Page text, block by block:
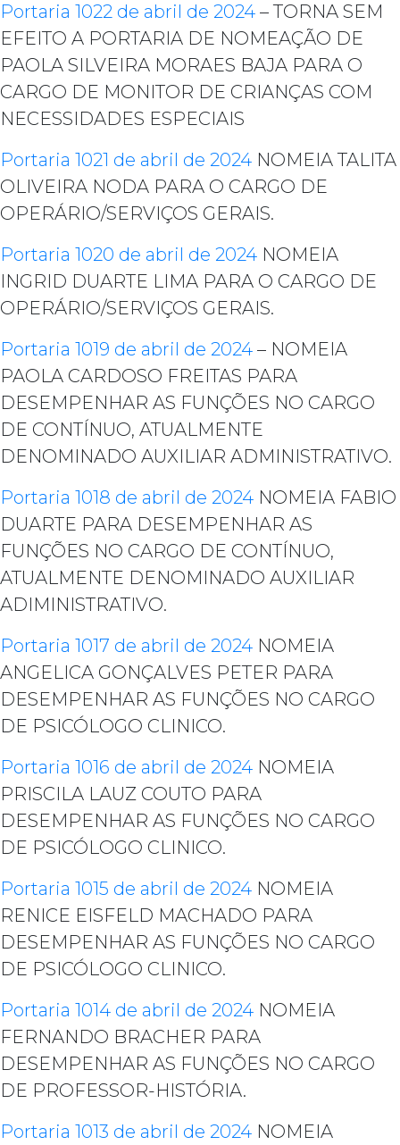
Portaria 1022 de abril de 2024 – TORNA SEM
EFEITO A PORTARIA DE NOMEAÇÃO DE
PAOLA SILVEIRA MORAES BAJA PARA O
CARGO DE MONITOR DE CRIANÇAS COM
NECESSIDADES ESPECIAIS
Portaria 1021 de abril de 2024 NOMEIA TALITA
OLIVEIRA NODA PARA O CARGO DE
OPERÁRIO/SERVIÇOS GERAIS.
Portaria 1020 de abril de 2024 NOMEIA
INGRID DUARTE LIMA PARA O CARGO DE
OPERÁRIO/SERVIÇOS GERAIS.
Portaria 1019 de abril de 2024 – NOMEIA
PAOLA CARDOSO FREITAS PARA
DESEMPENHAR AS FUNÇÕES NO CARGO
DE CONTÍNUO, ATUALMENTE
DENOMINADO AUXILIAR ADMINISTRATIVO.
Portaria 1018 de abril de 2024 NOMEIA FABIO
DUARTE PARA DESEMPENHAR AS
FUNÇÕES NO CARGO DE CONTÍNUO,
ATUALMENTE DENOMINADO AUXILIAR
ADIMINISTRATIVO.
Portaria 1017 de abril de 2024 NOMEIA
ANGELICA GONÇALVES PETER PARA
DESEMPENHAR AS FUNÇÕES NO CARGO
DE PSICÓLOGO CLINICO.
Portaria 1016 de abril de 2024 NOMEIA
PRISCILA LAUZ COUTO PARA
DESEMPENHAR AS FUNÇÕES NO CARGO
DE PSICÓLOGO CLINICO.
Portaria 1015 de abril de 2024 NOMEIA
RENICE EISFELD MACHADO PARA
DESEMPENHAR AS FUNÇÕES NO CARGO
DE PSICÓLOGO CLINICO.
Portaria 1014 de abril de 2024 NOMEIA
FERNANDO BRACHER PARA
DESEMPENHAR AS FUNÇÕES NO CARGO
DE PROFESSOR-HISTÓRIA.
Portaria 1013 de abril de 2024 NOMEIA